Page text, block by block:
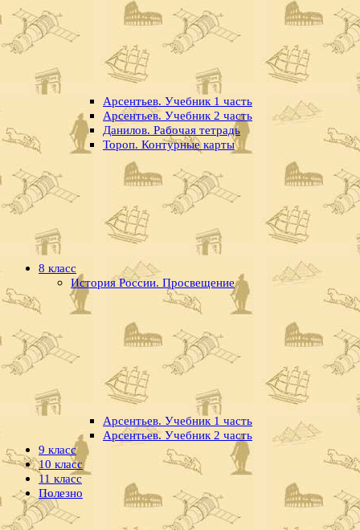
Арсентьев. Учебник 1 часть
Арсентьев. Учебник 2 часть
Данилов. Рабочая тетрадь
Тороп. Контурные карты
8 класс
История России. Просвещение
Арсентьев. Учебник 1 часть
Арсентьев. Учебник 2 часть
9 класс
10 класс
11 класс
Полезно